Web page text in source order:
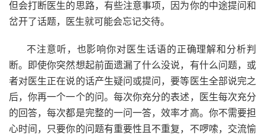
但会打断医生的思路，有些注意事项，因为你的中途提问和
岔开了话题，医生就可能会忘记交待。
不注意听，也影响你对医生话语的正确理解和分析判
断。即使你突然想起前面遗漏了什么没说，有什么问题，或
者对医生正在说的话产生疑问或提问，要等医生全部说完之
后，你再一个一个的问。每次你充分的表述，医生每次充分
的回答，每次都是完整的一问一答，效率才高。你不需要担
心时间，只要你的问题有重要性且不重复，不啰嗦，交流愉